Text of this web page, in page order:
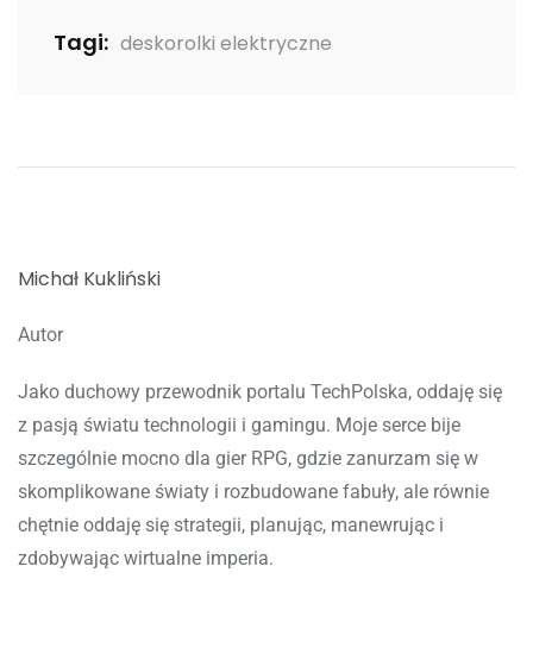
Tagi: deskorolki elektryczne
Michał Kukliński
Autor
Jako duchowy przewodnik portalu TechPolska, oddaję się
z pasją światu technologii i gamingu. Moje serce bije
szczególnie mocno dla gier RPG, gdzie zanurzam się w
skomplikowane światy i rozbudowane fabuły, ale równie
chętnie oddaję się strategii, planując, manewrując i
zdobywając wirtualne imperia.